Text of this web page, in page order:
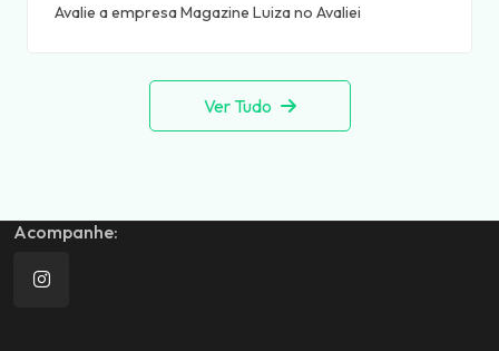
Avalie a empresa Magazine Luiza no Avaliei
Ver Tudo
Acompanhe: